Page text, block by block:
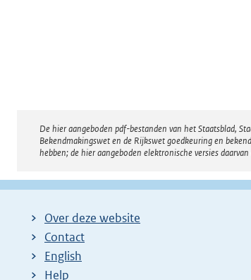
Disclaimer
De hier aangeboden pdf-bestanden van het Staatsblad,
Bekendmakingswet en de Rijkswet goedkeuring en
hebben; de hier aangeboden elektronische versies
Over deze website
Contact
English
Help